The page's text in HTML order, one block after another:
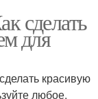
сделать
для
красивую
любое,